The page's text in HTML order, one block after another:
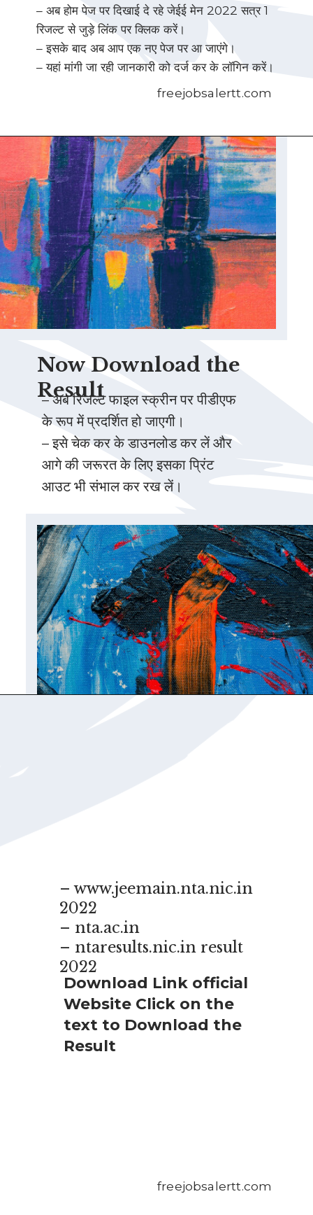
– अब होम पेज पर दिखाई दे रहे जेईई मेन 2022 सत्र 1
रिजल्ट से जुड़े लिंक पर क्लिक करें।
– इसके बाद अब आप एक नए पेज पर आ जाएंगे।
– यहां मांगी जा रही जानकारी को दर्ज कर के लॉगिन करें।
freejobsalertt.com
– अब रिजल्ट फाइल स्क्रीन पर पीडीएफ
के रूप में प्रदर्शित हो जाएगी।
– इसे चेक कर के डाउनलोड कर लें और
आगे की जरूरत के लिए इसका प्रिंट
आउट भी संभाल कर रख लें।
Now Download the
Result
– www.jeemain.nta.nic.in
2022
– nta.ac.in
– ntaresults.nic.in result
2022
Download Link official
Website Click on the
text to Download the
Result
freejobsalertt.com